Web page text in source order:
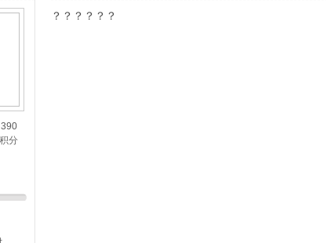
390
积分
？？？？？？